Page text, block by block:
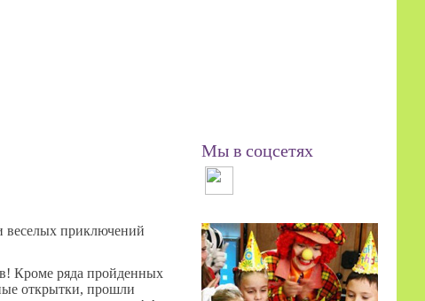
веселых приключений
Кроме ряда пройденных
открытки, прошли
Мы в соцсетях